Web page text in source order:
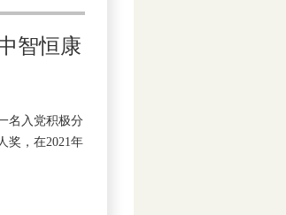
智恒康
名入党积极分
奖，在2021年